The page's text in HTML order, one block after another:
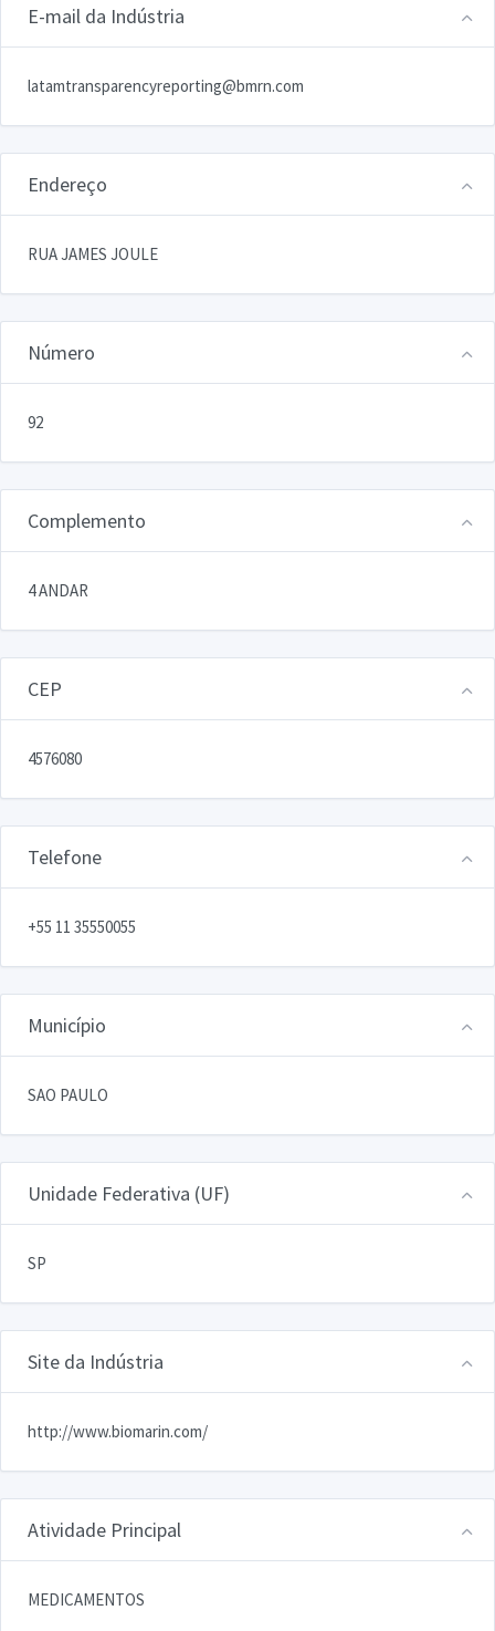
E-mail da Indústria
latamtransparencyreporting@bmrn.com
Endereço
RUA JAMES JOULE
Número
92
Complemento
4 ANDAR
CEP
4576080
Telefone
+55 11 35550055
Município
SAO PAULO
Unidade Federativa (UF)
SP
Site da Indústria
http://www.biomarin.com/
Atividade Principal
MEDICAMENTOS